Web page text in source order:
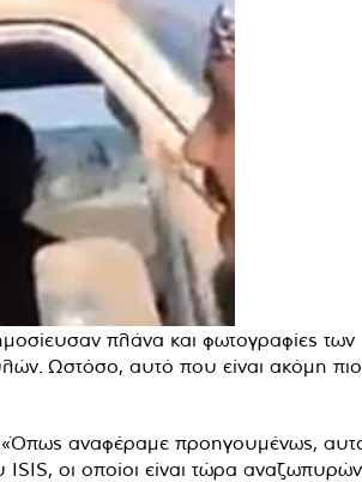
πλάνα και φωτογραφίες των
Ωστόσο, αυτό που είναι ακόμη πιο
αναφέραμε προηγουμένως,
οι οποίοι είναι τώρα